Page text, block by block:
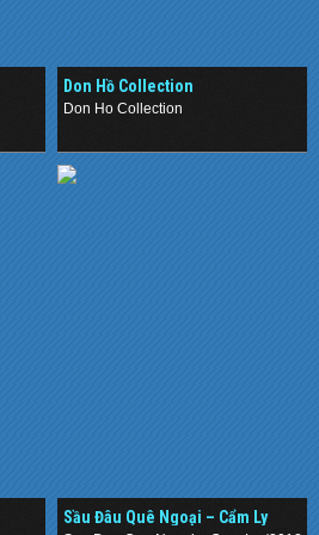
Don Hồ Collection
Don Ho Collection
Sầu Đâu Quê Ngoại – Cẩm Ly